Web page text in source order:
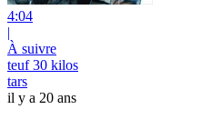
4:04
|
À suivre
teuf 30 kilos
tars
il y a 20 ans